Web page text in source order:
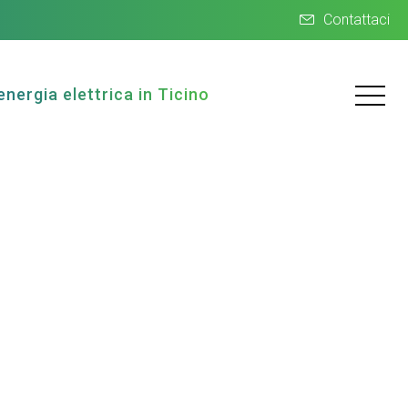
Contattaci
elettrica in Ticino